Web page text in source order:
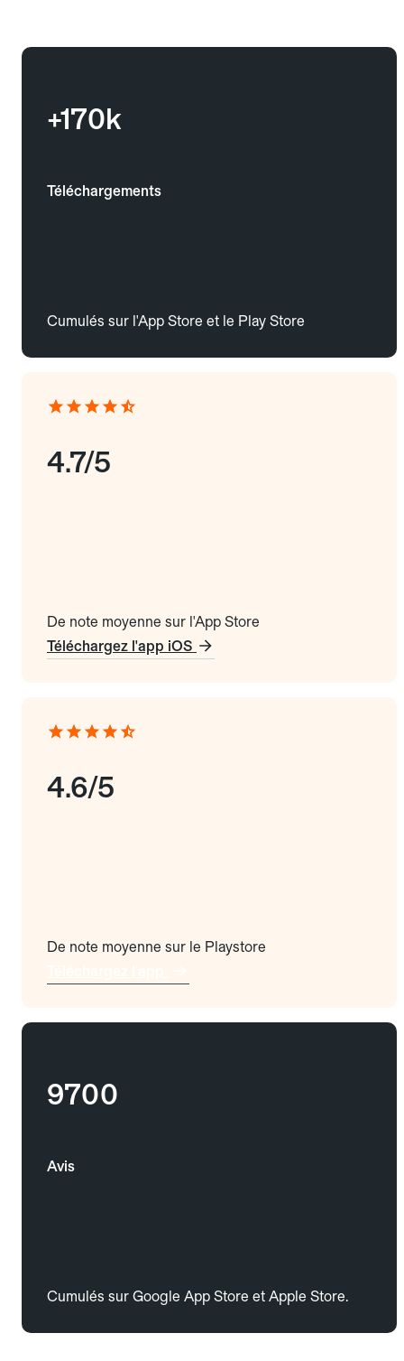
+170k
Téléchargements
Cumulés sur l'App Store et le Play Store
4.7/5
De note moyenne sur l'App Store
Téléchargez l'app iOS
4.6/5
De note moyenne sur le Playstore
9700
Avis
Cumulés sur Google App Store et Apple Store.